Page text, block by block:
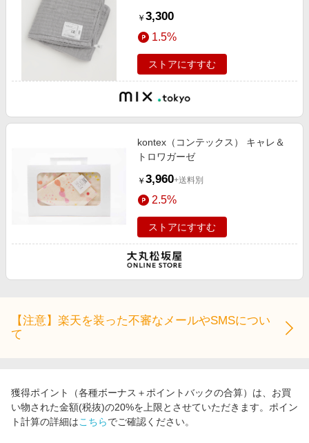
￥ 3,300
1.5%
ストアにすすむ
kontex（コンテックス） キャレ＆
トロワガーゼ
￥ 3,960+送料別
2.5%
ストアにすすむ
【注意】楽天を装った不審なメールやSMSについ
て
獲得ポイント（各種ボーナス＋ポイントバックの合算）は、お買
い物された金額(税抜)の20%を上限とさせていただきます。ポイン
ト計算の詳細はこちらでご確認ください。